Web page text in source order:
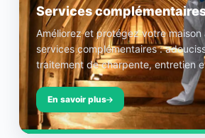
Services
Améliorez et protégez votre maison
services complémentaires :
traitement de charpente, entretien
En savoir plus